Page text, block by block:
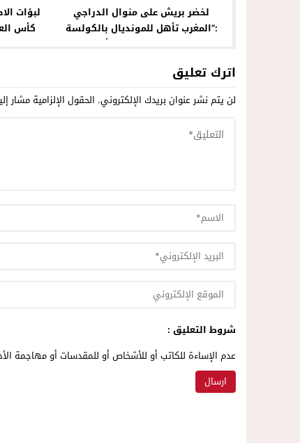
لخضر بريش على منوال الدراجي
:”المغرب تأهل للمونديال بالكولسة
والجزائر كانت تقدر تفوز بكأس العالم!!
لبؤات
كأس
اترك تعليق
لن يتم نشر عنوان بريدك الإلكتروني. الحقول الإلزامية مشار
شروط التعليق :
عدم الإساءة للكاتب أو للأشخاص أو للمقدسات أو مهاجمة